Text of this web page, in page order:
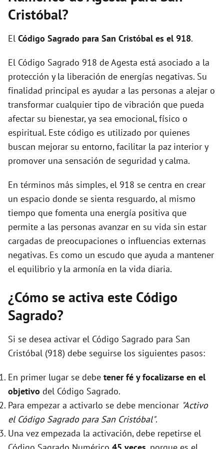
i
d
e
o
Cristóbal?
El Código Sagrado para San Cristóbal es el 918.
El Código Sagrado 918 de Agesta está asociado a la
protección y la liberación de energías negativas. Su
finalidad principal es ayudar a las personas a alejar o
transformar cualquier tipo de vibración que pueda
afectar su bienestar, ya sea emocional, físico o
espiritual. Este código es utilizado por quienes
buscan mejorar su entorno, facilitar la paz interior y
promover una sensación de seguridad y calma.
En términos más simples, el 918 se centra en crear
un espacio donde se sienta resguardo, al mismo
tiempo que fomenta una energía positiva que
permite a las personas avanzar en su vida sin estar
cargadas de preocupaciones o influencias externas
negativas. Es como un escudo que ayuda a mantener
el equilibrio y la armonía en la vida diaria.
¿Cómo se activa este Código
Sagrado?
Si se desea activar el Código Sagrado para San
Cristóbal (918) debe seguirse los siguientes pasos:
En primer lugar se debe tener fé y focalizarse en el
objetivo del Código Sagrado.
Para empezar a activarlo se debe mencionar "Activo
el Código Sagrado para San Cristóbal".
Una vez empezada la activación, debe repetirse el